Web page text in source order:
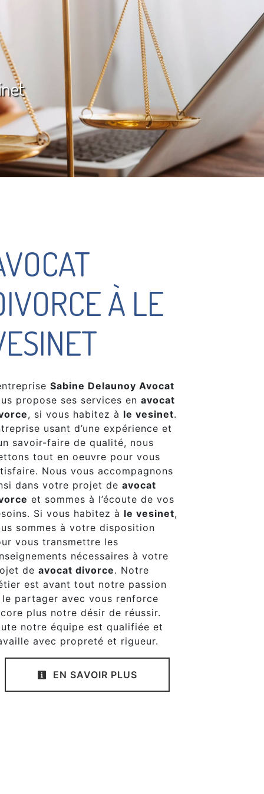
À LE
Sabine Delaunoy Avocat
propose ses services en avocat
, si vous habitez à le vesinet.
usant d’une expérience et
savoir-faire de qualité, nous
tout en oeuvre pour vous
Nous vous accompagnons
dans votre projet de avocat
et sommes à l’écoute de vos
Si vous habitez à le vesinet,
sommes à votre disposition
vous transmettre les
nécessaires à votre
de avocat divorce. Notre
est avant tout notre passion
partager avec vous renforce
plus notre désir de réussir.
notre équipe est qualifiée et
avec propreté et rigueur.
EN SAVOIR PLUS